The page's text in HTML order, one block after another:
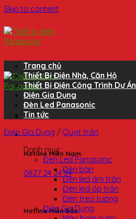
Skip to content
Hotline Miền Nam:
0827 24 24 24
Hotline Miền Bắc:
Trang chủ
Thiết Bị Điện Nhà, Căn Hộ
Thiết Bị Điện Công Trình Dự Án
Điện Gia Dụng
Đèn Led Panasonic
Tin tức
Điện Gia Dụng / Quạt trần
Danh mục
Đèn Led Panasonic
Đèn bàn
Đèn led âm trần
Đèn led ốp trần
Đèn treo tường
Điện Gia Dụng